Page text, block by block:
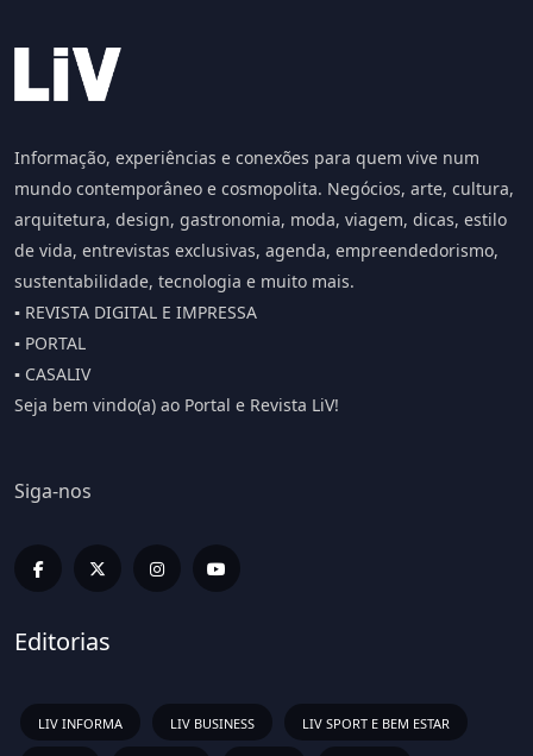
Informação, experiências e conexões para quem vive num
mundo contemporâneo e cosmopolita. Negócios, arte, cultura,
arquitetura, design, gastronomia, moda, viagem, dicas, estilo
de vida, entrevistas exclusivas, agenda, empreendedorismo,
sustentabilidade, tecnologia e muito mais.
▪️ REVISTA DIGITAL E IMPRESSA
▪️ PORTAL
▪️ CASALIV
Seja bem vindo(a) ao Portal e Revista LiV!
Siga-nos
Editorias
LIV INFORMA LIV BUSINESS LIV SPORT E BEM ESTAR